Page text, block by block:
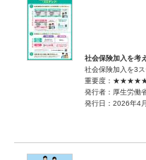
社会保険加入を考
社会保険加入を3
重要度：
発行者：厚生労働
発行日：2026年4月